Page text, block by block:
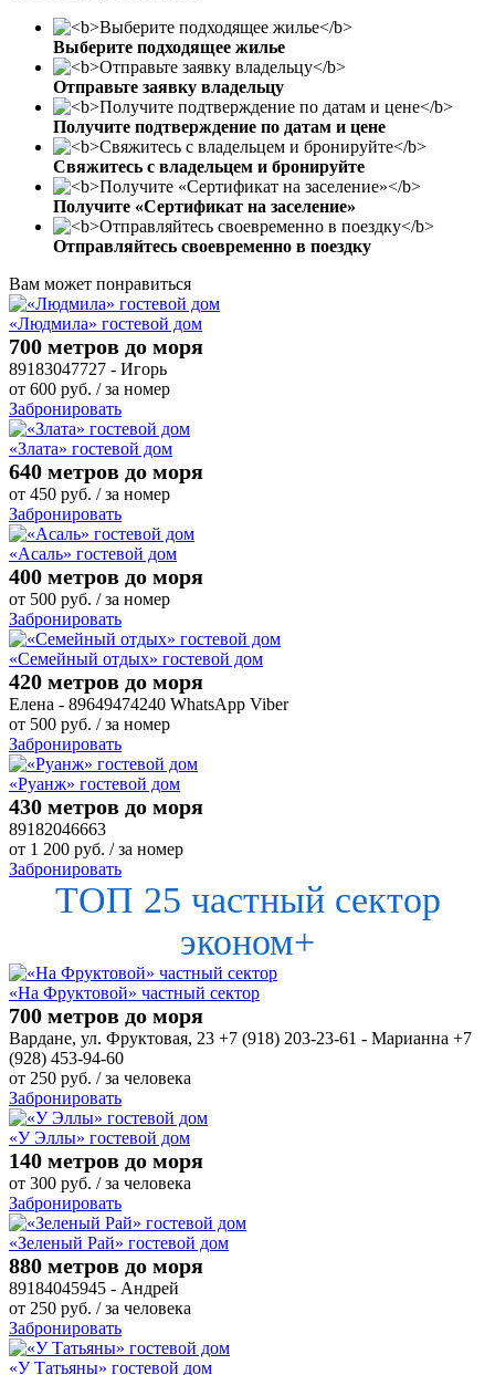
Выберите подходящее жилье
Отправьте заявку владельцу
Получите подтверждение по датам и цене
Свяжитесь с владельцем и бронируйте
Получите «Сертификат на заселение»
Отправляйтесь своевременно в поездку
Вам может понравиться
«Людмила» гостевой дом
700 метров до моря
89183047727 - Игорь
от 600 руб. / за номер
Забронировать
«Злата» гостевой дом
640 метров до моря
от 450 руб. / за номер
Забронировать
«Асаль» гостевой дом
400 метров до моря
от 500 руб. / за номер
Забронировать
«Семейный отдых» гостевой дом
420 метров до моря
Елена - 89649474240 WhatsApp Viber
от 500 руб. / за номер
Забронировать
«Руанж» гостевой дом
430 метров до моря
89182046663
от 1 200 руб. / за номер
Забронировать
ТОП 25 частный сектор
эконом+
«На Фруктовой» частный сектор
700 метров до моря
Вардане, ул. Фруктовая, 23 +7 (918) 203-23-61 - Марианна +7
(928) 453-94-60
от 250 руб. / за человека
Забронировать
«У Эллы» гостевой дом
140 метров до моря
от 300 руб. / за человека
Забронировать
«Зеленый Рай» гостевой дом
880 метров до моря
89184045945 - Андрей
от 250 руб. / за человека
Забронировать
«У Татьяны» гостевой дом